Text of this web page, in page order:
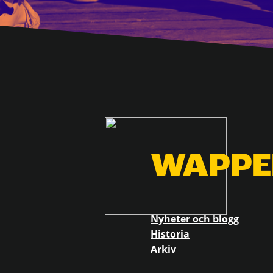
Nyheter och blogg
Historia
Arkiv